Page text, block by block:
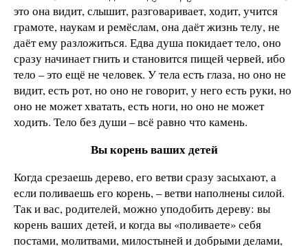
это она видит, слышит, разговаривает, ходит, учится
грамоте, наукам и ремёслам, она даёт жизнь телу, не
даёт ему разложиться. Едва душа покида­ет тело, оно
сразу начинает гнить и становится пи­щей червей, ибо
тело – это ещё не человек. У тела есть глаза, но оно не
видит, есть рот, но оно не говорит, у него есть руки, но
оно не может хватать, есть ноги, но оно не может
ходить. Тело без души – всё равно что камень.
Вы корень ваших детей
Когда срезаешь дерево, его ветви сразу засыхают, а
если поливаешь его корень, – ветви наполнены си­лой.
Так и вас, родителей, можно уподобить дереву: вы
корень ваших детей, и когда вы «поливаете» себя
постами, молитвами, милостыней и добрыми дела­ми,